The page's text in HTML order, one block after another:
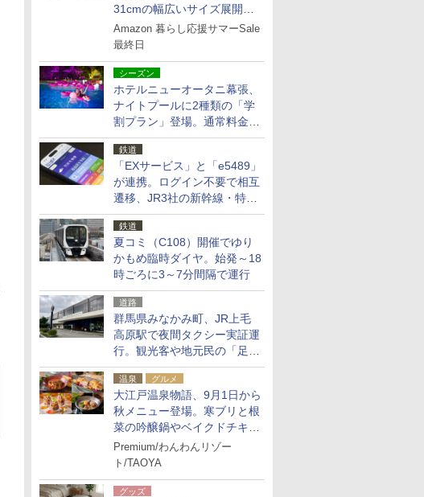
31cmの幅広いサイズ展開、
独自のクッション素材を採用
Amazon 暮らし応援サマーSale
最終日
シーズン
ホテルニューオータニ幕張、
ナイトプールに2種類の「学
割プラン」登場。通常料金の
およそ半額でお得に夜活
鉄道
「EXサービス」と「e5489」
が連携。ログイン不要で相互
遷移、JR3社の新幹線・特急
予約をアプリで一括確認
鉄道
夏コミ（C108）開催でゆり
かもめ臨時ダイヤ。始発～18
時ごろに3～7分間隔で運行
道路
群馬県みなかみ町、JR上毛
高原駅で夜間タクシー実証運
行。観光客や地元民の「足が
ない」課題解消へ、木金土に
2台体制
温泉 グルメ
大江戸温泉物語、9月1日から
秋メニュー登場。寒ブリと根
菜の吟醸鍋やベイクドチキ
ン、ショコラ＆栗スイーツも
食べ放題に
Premium/わんわんリゾー
ト/TAOYA
グッズ